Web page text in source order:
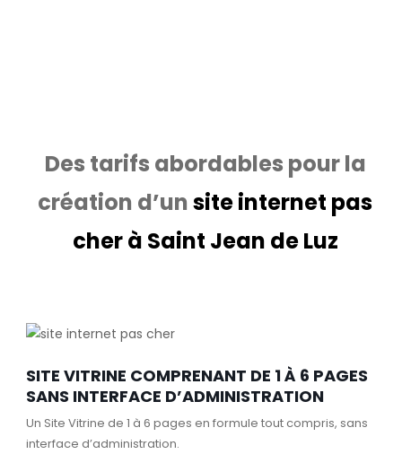
Des tarifs abordables pour la
création d’unsite internet pas
cher à Saint Jean de Luz
SITE VITRINE COMPRENANT DE 1 À 6 PAGES
SANS INTERFACE D’ADMINISTRATION
Un Site Vitrine de 1 à 6 pages en formule tout compris, sans
interface d’administration.